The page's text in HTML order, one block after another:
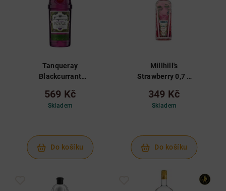
Tanqueray
Blackcurrant
41,3%
569 Kč
Skladem
Do košíku
Millhill's
Strawberry 0,7 L
349 Kč
Skladem
Do košíku